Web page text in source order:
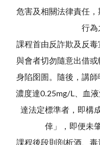
危害及相關法律責任，
行為
課程首由反詐欺及反
與會者切勿隨意出借
身陷囹圄。隨後，講
濃度達0.25mg/L、血
達法定標準者，即構
倖」，即便未
課程後段則剖析酒、